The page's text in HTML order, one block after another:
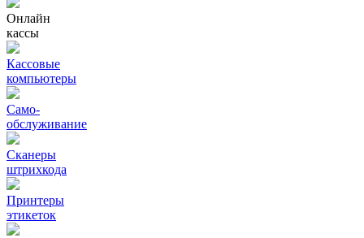
Онлайн
кассы
Кассовые
компьютеры
Само-
обслуживание
Сканеры
штрихкода
Принтеры
этикеток